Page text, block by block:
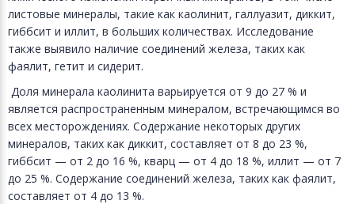
листовые минералы, такие как каолинит, галлуазит, диккит,
гиббсит и иллит, в больших количествах. Исследование
также выявило наличие соединений железа, таких как
фаялит, гетит и сидерит.
Доля минерала каолинита варьируется от 9 до 27 % и
является распространенным минералом, встречающимся во
всех месторождениях. Содержание некоторых других
минералов, таких как диккит, составляет от 8 до 23 %,
гиббсит — от 2 до 16 %, кварц — от 4 до 18 %, иллит — от 7
до 25 %. Содержание соединений железа, таких как фаялит,
составляет от 4 до 13 %.